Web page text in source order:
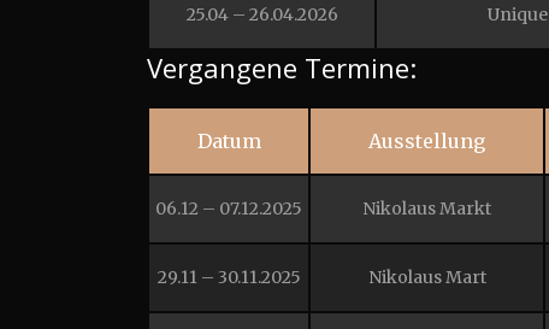
25.04 – 26.04.2026 Unique
Vergangene Termine:
Datum Ausstellung
06.12 – 07.12.2025 Nikolaus Markt
29.11 – 30.11.2025 Nikolaus Mart